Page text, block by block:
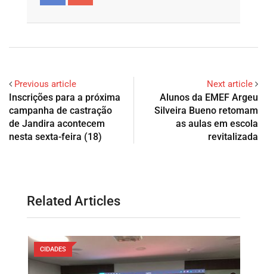
Previous article
Inscrições para a próxima
campanha de castração
de Jandira acontecem
nesta sexta-feira (18)
Next article
Alunos da EMEF Argeu
Silveira Bueno retomam
as aulas em escola
revitalizada
Related Articles
CIDADES